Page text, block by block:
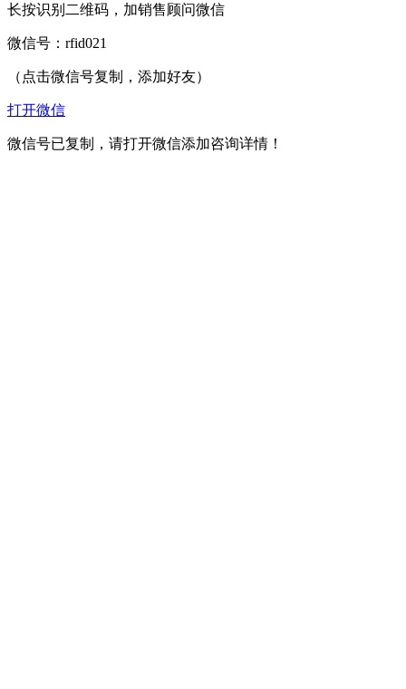
长按识别二维码，加销售顾问微信
微信号： rfid021
（点击微信号复制，添加好友）
打开微信
微信号已复制，请打开微信添加咨询详情！